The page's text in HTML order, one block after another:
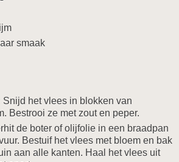
smaak
Snijd het vlees in blokken van
Bestrooi ze met zout en peper.
de boter of olijfolie in een braadpan
Bestuif het vlees met bloem en bak
aan alle kanten. Haal het vlees uit